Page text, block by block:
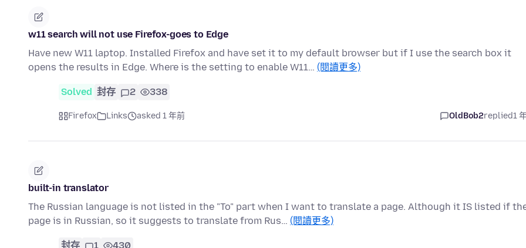
w11 search will not use Firefox-goes to Edge
Have new W11 laptop. Installed Firefox and have set it to my default browser but if I use the search box it
opens the results in Edge. Where is the setting to enable W11… (閱讀更多)
Solved 封存 2 338
Firefox Links asked 1 年前 OldBob2replied1
built-in translator
The Russian language is not listed in the "To" part when I want to translate a page. Although it IS listed if
page is in Russian, so it suggests to translate from Rus… (閱讀更多)
封存 1 430